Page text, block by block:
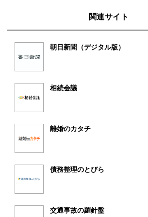
関連サイト
朝日新聞（デジタル版）
相続会議
離婚のカタチ
債務整理のとびら
交通事故の羅針盤